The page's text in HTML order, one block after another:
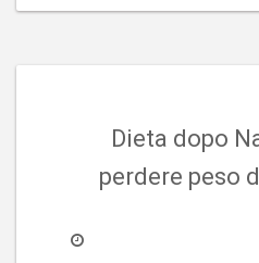
Dieta dopo
perdere peso